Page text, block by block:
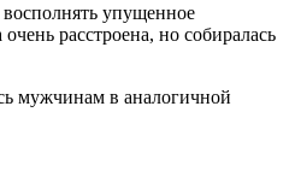
упущенное
расстроена, но собиралась
мужчинам в аналогичной